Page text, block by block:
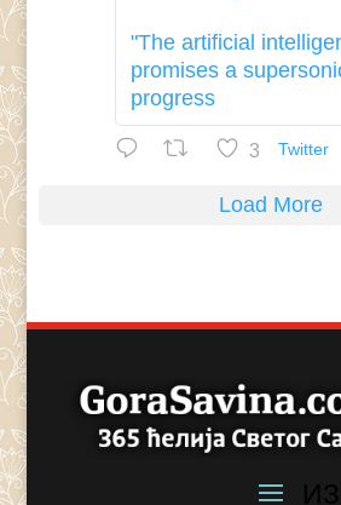
"The artificial
promises a
progress
3 Twitter
Load More